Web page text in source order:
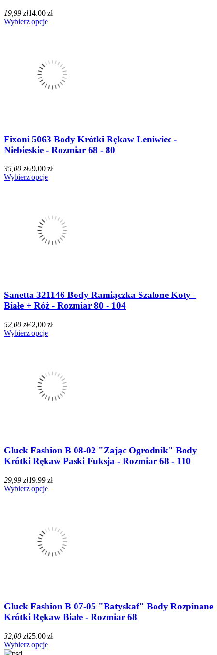
19,99 zł14,00 zł
Wybierz opcje
Fixoni 5063 Body Krótki Rękaw Leniwiec -
Niebieskie - Rozmiar 68 - 80
35,00 zł29,00 zł
Wybierz opcje
Sanetta 321146 Body Ramiączka Szalone Koty -
Białe + Róż - Rozmiar 80 - 104
52,00 zł42,00 zł
Wybierz opcje
Gluck Fashion B 08-02 "Zając Ogrodnik" Body
Krótki Rękaw Paski Fuksja - Rozmiar 68 - 110
29,99 zł19,99 zł
Wybierz opcje
Gluck Fashion B 07-05 "Batyskaf" Body Rozpinane
Krótki Rękaw Białe - Rozmiar 68
32,00 zł25,00 zł
Wybierz opcje